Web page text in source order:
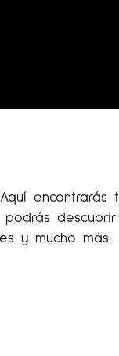
encontrarás
y mucho más.